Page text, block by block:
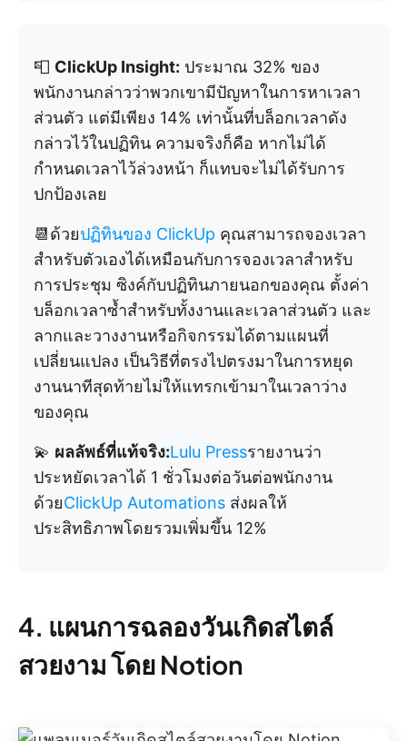
📮 ClickUp Insight: ประมาณ 32% ของ
พนักงานกล่าวว่าพวกเขามีปัญหาในการหาเวลา
ส่วนตัว แต่มีเพียง 14% เท่านั้นที่บล็อกเวลาดัง
กล่าวไว้ในปฏิทิน ความจริงก็คือ หากไม่ได้
กำหนดเวลาไว้ล่วงหน้า ก็แทบจะไม่ได้รับการ
ปกป้องเลย
📆ด้วยปฏิทินของ ClickUp คุณสามารถจองเวลา
สำหรับตัวเองได้เหมือนกับการจองเวลาสำหรับ
การประชุม ซิงค์กับปฏิทินภายนอกของคุณ ตั้งค่า
บล็อกเวลาซ้ำสำหรับทั้งงานและเวลาส่วนตัว และ
ลากและวางงานหรือกิจกรรมได้ตามแผนที่
เปลี่ยนแปลง เป็นวิธีที่ตรงไปตรงมาในการหยุด
งานนาทีสุดท้ายไม่ให้แทรกเข้ามาในเวลาว่าง
ของคุณ
💫 ผลลัพธ์ที่แท้จริง:Lulu Pressรายงานว่า
ประหยัดเวลาได้ 1 ชั่วโมงต่อวันต่อพนักงาน
ด้วยClickUp Automations ส่งผลให้
ประสิทธิภาพโดยรวมเพิ่มขึ้น 12%
4. แผนการฉลองวันเกิดสไตล์
สวยงาม โดย Notion